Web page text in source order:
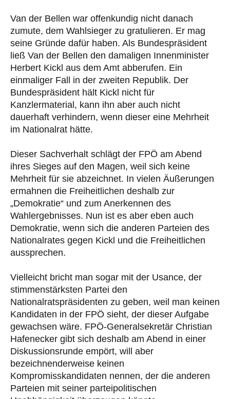
Van der Bellen war offenkundig nicht danach
zumute, dem Wahlsieger zu gratulieren. Er mag
seine Gründe dafür haben. Als Bundespräsident
ließ Van der Bellen den damaligen Innenminister
Herbert Kickl aus dem Amt abberufen. Ein
einmaliger Fall in der zweiten Republik. Der
Bundespräsident hält Kickl nicht für
Kanzlermaterial, kann ihn aber auch nicht
dauerhaft verhindern, wenn dieser eine Mehrheit
im Nationalrat hätte.
Dieser Sachverhalt schlägt der FPÖ am Abend
ihres Sieges auf den Magen, weil sich keine
Mehrheit für sie abzeichnet. In vielen Äußerungen
ermahnen die Freiheitlichen deshalb zur
„Demokratie“ und zum Anerkennen des
Wahlergebnisses. Nun ist es aber eben auch
Demokratie, wenn sich die anderen Parteien des
Nationalrates gegen Kickl und die Freiheitlichen
aussprechen.
Vielleicht bricht man sogar mit der Usance, der
stimmenstärksten Partei den
Nationalratspräsidenten zu geben, weil man keinen
Kandidaten in der FPÖ sieht, der dieser Aufgabe
gewachsen wäre. FPÖ-Generalsekretär Christian
Hafenecker gibt sich deshalb am Abend in einer
Diskussionsrunde empört, will aber
bezeichnenderweise keinen
Kompromisskandidaten nennen, der die anderen
Parteien mit seiner parteipolitischen